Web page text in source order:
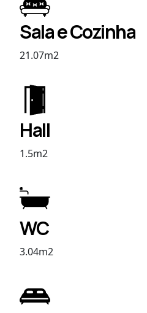
Sala e Cozinha
21.07m2
Hall
1.5m2
WC
3.04m2